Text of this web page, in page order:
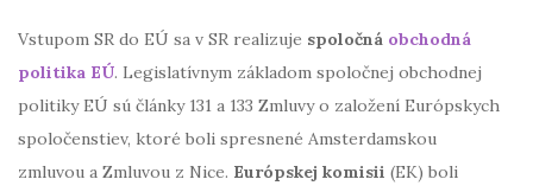
Vstupom SR do EÚ sa v SR realizuje spoločná obchodná
politika EÚ. Legislatívnym základom spoločnej obchodnej
politiky EÚ sú články 131 a 133 Zmluvy o založení Európskych
spoločenstiev, ktoré boli spresnené Amsterdamskou
zmluvou a Zmluvou z Nice. Európskej komisii (EK) boli